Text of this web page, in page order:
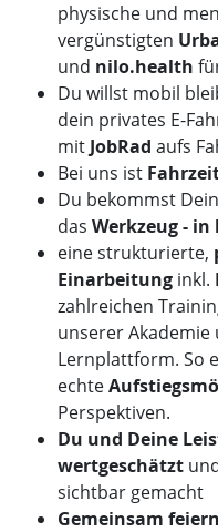
physische und
vergünstigten
und nilo.health
Du willst mobil
dein privates E-
mit JobRad aufs
Bei uns ist
Du bekommst
das Werkzeug -
eine strukturierte,
Einarbeitung inkl.
zahlreichen
unserer
Lernplattform. So
echte
Perspektiven.
Du und Deine
wertgeschätzt
sichtbar gemacht
Gemeinsam